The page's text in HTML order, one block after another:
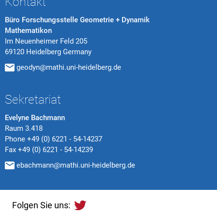
Büro Forschungsstelle Geometrie + Dynamik
Mathematikon
Im Neuenheimer Feld 205
69120 Heidelberg Germany
geodyn@mathi.uni-heidelberg.de
Sekretariat
Evelyne Bachmann
Raum 3.418
Phone +49 (0) 6221 - 54-14237
Fax +49 (0) 6221 - 54-14239
ebachmann@mathi.uni-heidelberg.de
Folgen Sie uns: